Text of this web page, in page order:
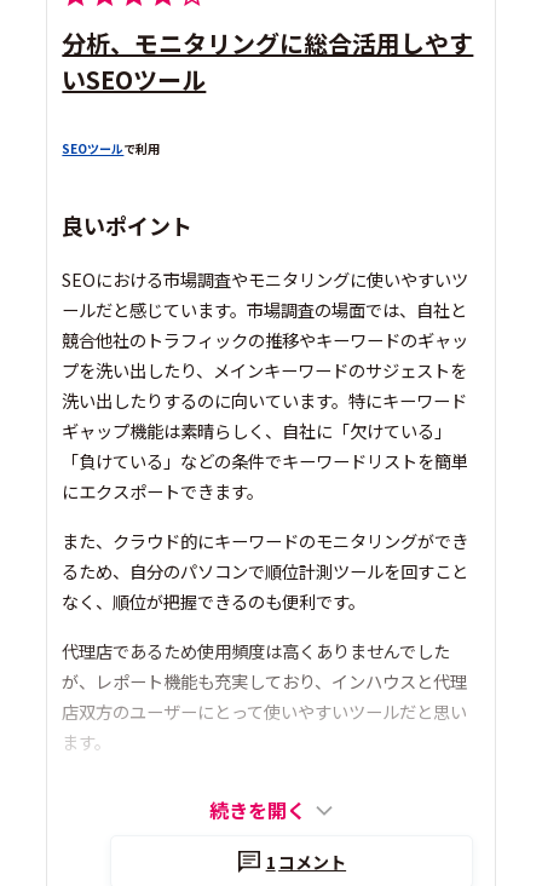
分析、モニタリングに総合活用しやす
いSEOツール
SEOツールで利用
良いポイント
SEOにおける市場調査やモニタリングに使いやすいツ
ールだと感じています。市場調査の場面では、自社と
競合他社のトラフィックの推移やキーワードのギャッ
プを洗い出したり、メインキーワードのサジェストを
洗い出したりするのに向いています。特にキーワード
ギャップ機能は素晴らしく、自社に「欠けている」
「負けている」などの条件でキーワードリストを簡単
にエクスポートできます。
また、クラウド的にキーワードのモニタリングができ
るため、自分のパソコンで順位計測ツールを回すこと
なく、順位が把握できるのも便利です。
代理店であるため使用頻度は高くありませんでした
が、レポート機能も充実しており、インハウスと代理
店双方のユーザーにとって使いやすいツールだと思い
ます。
続きを開く
1 コメント